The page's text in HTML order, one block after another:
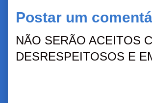
Postar um
NÃO SERÃO ACEITOS
DESRESPEITOSOS E